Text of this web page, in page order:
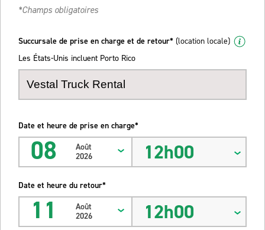
*Champs obligatoires
Succursale de prise en charge et de retour* (location locale)
Les États-Unis incluent Porto Rico
Date et heure de prise en charge*
08
Août
2026
12h00
Date et heure du retour*
11
Août
2026
12h00